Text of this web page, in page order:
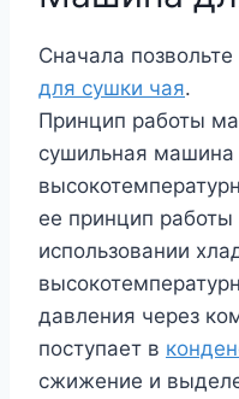
Сначала
для сушки чая.
Принцип работы
сушильная машина
ее принцип работы
использовании
давления через
поступает в
сжижение и